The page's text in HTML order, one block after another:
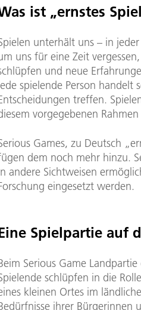
ist „ernstes
unterhält uns – in
uns für eine Zeit
und neue
spielende Person handelt
treffen.
vorgegebenen
Games, zu Deutsch
dem noch mehr hinzu.
andere Sichtweisen
eingesetzt werden.
Spielpartie auf
Serious Game
schlüpfen in die
kleinen Ortes im
ihrer Bürgerinnen